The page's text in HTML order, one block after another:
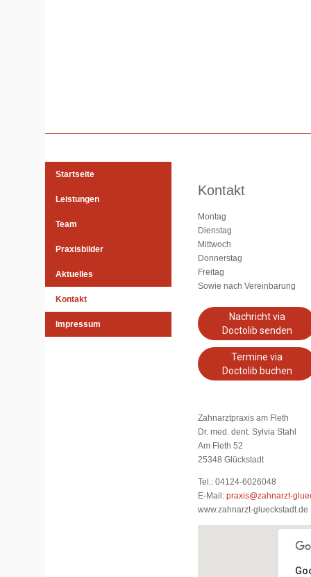
Startseite
Leistungen
Team
Praxisbilder
Aktuelles
Kontakt
Impressum
Kontakt
Montag
Dienstag
Mittwoch
Donnerstag
Freitag
Sowie nach Vereinbarung
Nachricht via
Doctolib senden
Termine via
Doctolib buchen
Zahnarztpraxis am Fleth
Dr. med. dent. Sylvia Stahl
Am Fleth 52
25348 Glückstadt
Tel.: 04124-6026048
E-Mail: praxis@zahnarzt-
www.zahnarzt-glueckstadt.de